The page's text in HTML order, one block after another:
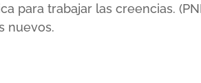
para trabajar las creencias.
nuevos.